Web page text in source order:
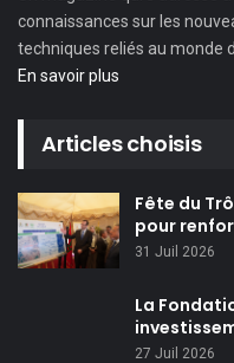
connaissances sur les
techniques reliés au monde
En savoir plus
Articles choisis
Fête du
pour
31 Juil 2026
La
27 Juil 2026